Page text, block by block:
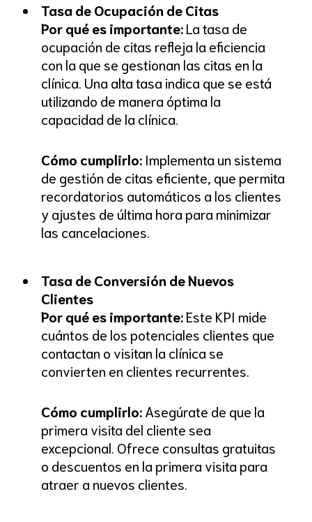
Tasa de Ocupación de Citas
Por qué es importante:La tasa de
ocupación de citas refleja la eficiencia
con la que se gestionan las citas en la
clínica. Una alta tasa indica que se está
utilizando de manera óptima la
capacidad de la clínica.
Cómo cumplirlo: Implementa un sistema
de gestión de citas eficiente, que permita
recordatorios automáticos a los clientes
y ajustes de última hora para minimizar
las cancelaciones.
Tasa de Conversión de Nuevos
Clientes
Por qué es importante:Este KPI mide
cuántos de los potenciales clientes que
contactan o visitan la clínica se
convierten en clientes recurrentes.
Cómo cumplirlo:Asegúrate de que la
primera visita del cliente sea
excepcional. Ofrece consultas gratuitas
o descuentos en la primera visita para
atraer a nuevos clientes.